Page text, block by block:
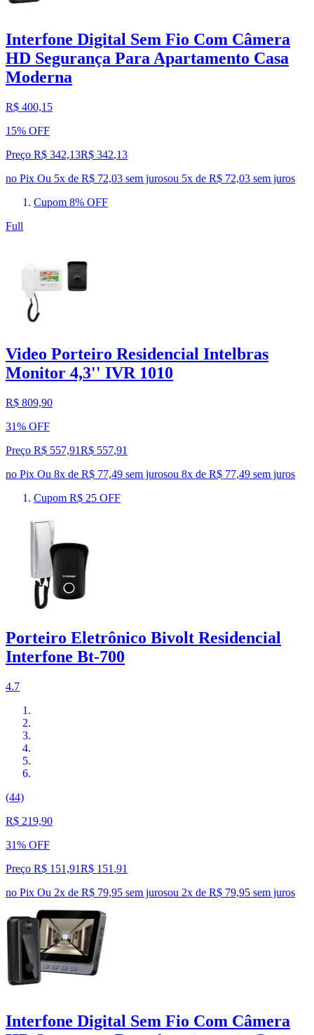
Interfone Digital Sem Fio Com Câmera
HD Segurança Para Apartamento Casa
Moderna
R$ 400,15
15% OFF
Preço R$ 342,13R$ 342,13
no Pix Ou 5x de R$ 72,03 sem jurosou 5x de R$ 72,03 sem juros
Cupom 8% OFF
Full
Video Porteiro Residencial Intelbras
Monitor 4,3'' IVR 1010
R$ 809,90
31% OFF
Preço R$ 557,91R$ 557,91
no Pix Ou 8x de R$ 77,49 sem jurosou 8x de R$ 77,49 sem juros
Cupom R$ 25 OFF
Porteiro Eletrônico Bivolt Residencial
Interfone Bt-700
4.7
(44)
R$ 219,90
31% OFF
Preço R$ 151,91R$ 151 ,91
no Pix Ou 2x de R$ 79,95 sem jurosou 2x de R$ 79,95 sem juros
Interfone Digital Sem Fio Com Câmera